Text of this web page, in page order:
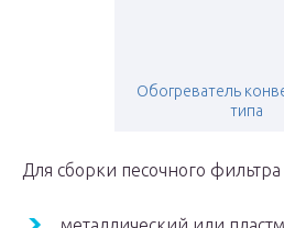
Обогреватель
типа
Для сборки песочного